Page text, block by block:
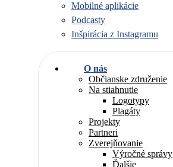
Mobilné aplikácie
Podcasty
Inšpirácia z Instagramu
O nás
Občianske združenie
Na stiahnutie
Logotypy
Plagáty
Projekty
Partneri
Zverejňovanie
Výročné správy
Ďalšie